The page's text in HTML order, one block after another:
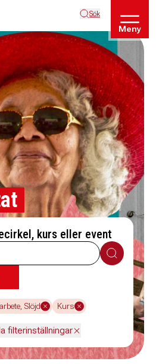
Sök
Meny
kurs eller event
Sök
Slöjd Kurs
filterinställningar